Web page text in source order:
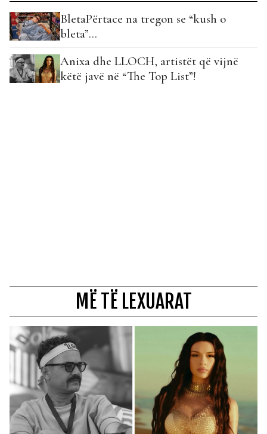
BletaPërtace na tregon se “kush o
bleta”…
Anixa dhe LLOCH, artistët që vijnë
këtë javë në “The Top List”!
MË TË LEXUARAT